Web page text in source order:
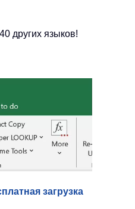
других языков!
загрузка